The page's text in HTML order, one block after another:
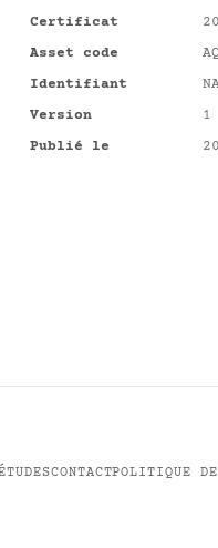
Certificat
Asset code
Identifiant
Version
1
Publié le
CONTACTPOLITIQUE